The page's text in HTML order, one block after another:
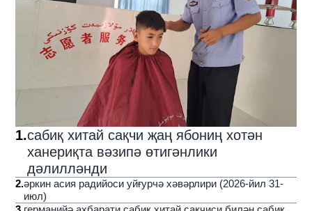
1.сабиқ хитай сақчи җаң ябониң хотән
ханериқта вәзипә өтигәнлики
дәлилләнди
2.әркин асия радийоси уйғурчә хәвәрлири (2026-йил 31-
июл)